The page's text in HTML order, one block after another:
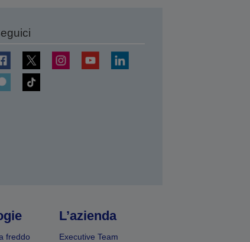
freddo
L’azienda
Executive Team